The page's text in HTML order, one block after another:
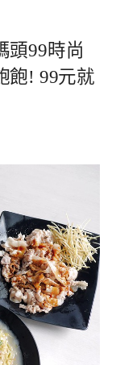
頭99時尚
飽! 99元就